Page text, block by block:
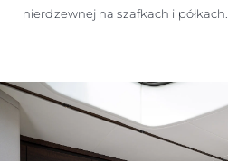
nierdzewnej na szafkach i półkach.